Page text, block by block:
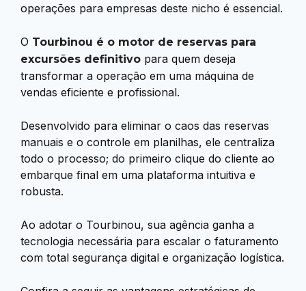
operações para empresas deste nicho é essencial.
O Tourbinou é o motor de reservas para
excursões definitivo para quem deseja
transformar a operação em uma máquina de
vendas eficiente e profissional.
Desenvolvido para eliminar o caos das reservas
manuais e o controle em planilhas, ele centraliza
todo o processo; do primeiro clique do cliente ao
embarque final em uma plataforma intuitiva e
robusta.
Ao adotar o Tourbinou, sua agência ganha a
tecnologia necessária para escalar o faturamento
com total segurança digital e organização logística.